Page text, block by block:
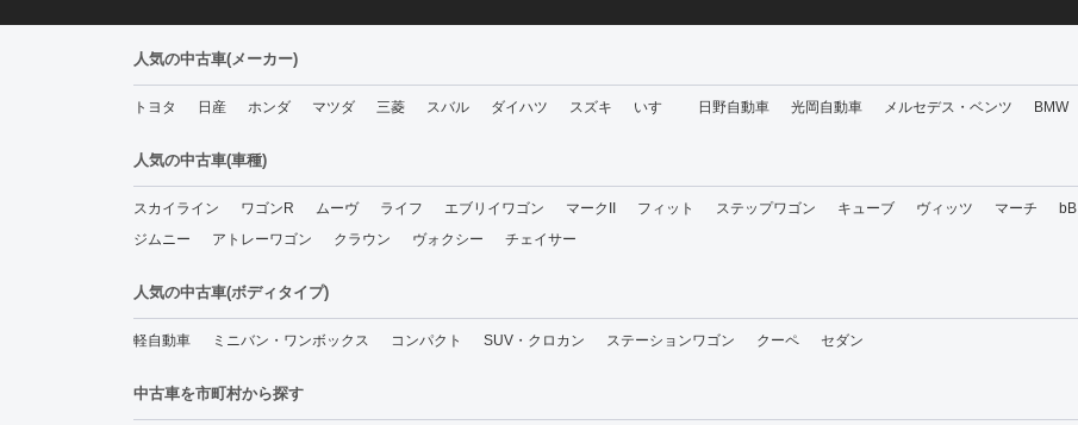
人気の中古車(メーカー)
トヨタ 日産 ホンダ マツダ 三菱 スバル ダイハツ スズキ いすゞ 日野自動車 光岡自動車 メルセデス・ベンツ BMW
人気の中古車(車種)
スカイライン ワゴンR ムーヴ ライフ エブリイワゴン マークII フィット ステップワゴン キューブ ヴィッツ マーチ bB
ジムニー
アトレーワゴン クラウン ヴォクシー チェイサー
人気の中古車(ボディタイプ)
軽自動車 ミニバン・ワンボックス コンパクト SUV・クロカン ステーションワゴン クーペ セダン
中古車を市町村から探す